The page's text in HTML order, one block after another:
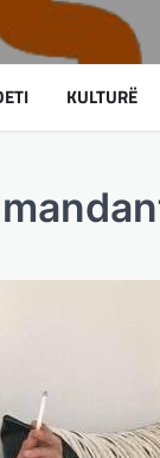
KULTURË